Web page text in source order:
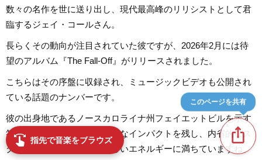
数々の名作を世に送り出し、現代最高峰のリリシストとして君
臨するジェイ・コールさん。
長らくその動向が注目されていた彼ですが、2026年2月には待
望のアルバム『The Fall-Off』がリリースされました。
こちらはその序盤に収録され、ミュージックビデオも公開され
ている話題のナンバーです。
彼の出身地であるノースカロライナ州フェイエットビルを示す
符牒を反復するフックが強烈なインパクトを残し、内省的なス
タイルとは一線を画す荒々しいエネルギーに満ちていますね。
ios_share
このページを共有
swipe 指先で音楽をブラウズ